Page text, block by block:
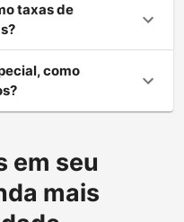
taxas de
como
em seu
mais